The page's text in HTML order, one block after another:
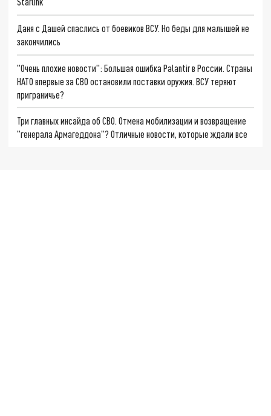
Даня с Дашей спаслись от боевиков ВСУ. Но беды для малышей не
закончились
"Очень плохие новости": Большая ошибка Palantir в России. Страны
НАТО впервые за СВО остановили поставки оружия. ВСУ теряют
приграничье?
Три главных инсайда об СВО. Отмена мобилизации и возвращение
"генерала Армагеддона"? Отличные новости, которые ждали все